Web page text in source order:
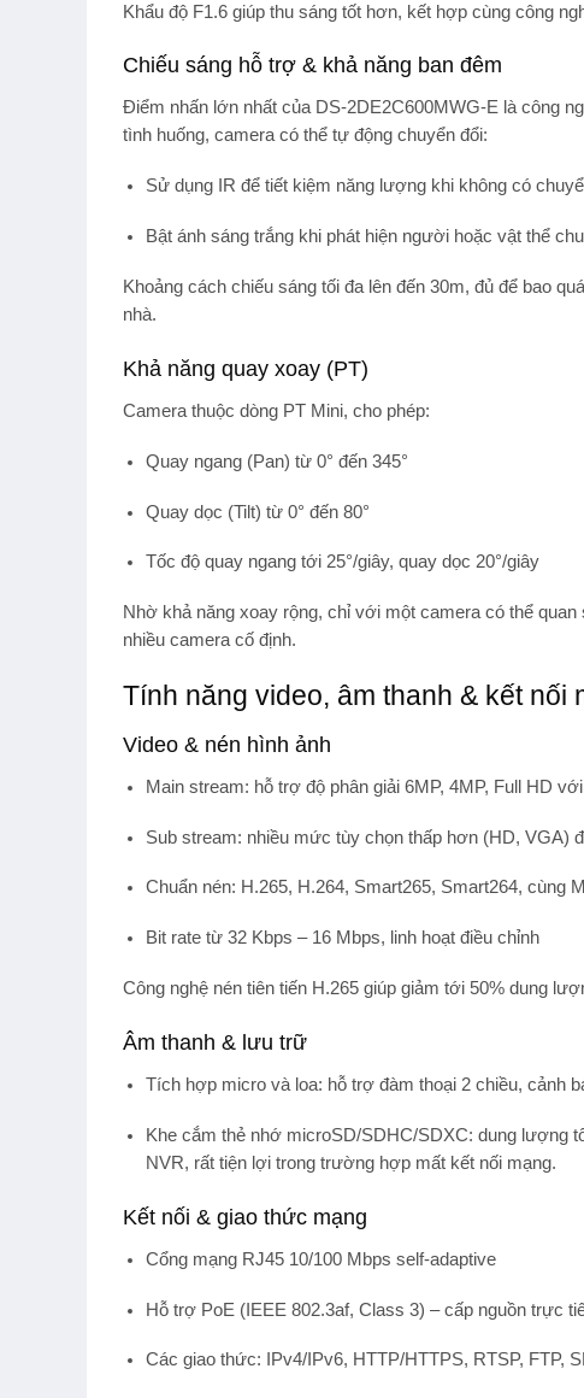
Khẩu độ F1.6 giúp thu sáng tốt hơn, kết hợp cùng công
Chiếu sáng hỗ trợ & khả năng ban đêm
Điểm nhấn lớn nhất của DS-2DE2C600MWG-E là công
tình huống, camera có thể tự động chuyển đổi:
Sử dụng IR để tiết kiệm năng lượng khi không có
Bật ánh sáng trắngkhi phát hiện người hoặc vật thể
Khoảng cách chiếu sáng tối đa lên đến 30m, đủ để bao
nhà.
Khả năng quay xoay (PT)
Camera thuộc dòng PT Mini, cho phép:
Quay ngang (Pan) từ 0° đến 345°
Quay dọc (Tilt) từ 0° đến 80°
Tốc độ quay ngang tới 25°/giây, quay dọc 20°/giây
Nhờ khả năng xoay rộng, chỉ với một camera có thể
nhiều camera cố định.
Tính năng video, âm thanh & kết nối
Video & nén hình ảnh
Main stream: hỗ trợ độ phân giải 6MP, 4MP, Full HD
Sub stream: nhiều mức tùy chọn thấp hơn (HD, VGA)
Chuẩn nén: H.265, H.264, Smart265, Smart264, cùng
Bit rate từ 32 Kbps – 16 Mbps, linh hoạt điều chỉnh
Công nghệ nén tiên tiến H.265 giúp giảm tới 50% dung
Âm thanh & lưu trữ
Tích hợp micro và loa: hỗ trợ đàm thoại 2 chiều, cảnh
Khe cắm thẻ nhớ microSD/SDHC/SDXC: dung lượng
NVR, rất tiện lợi trong trường hợp mất kết nối mạng.
Kết nối & giao thức mạng
Cổng mạng RJ45 10/100 Mbps self-adaptive
Hỗ trợ PoE (IEEE 802.3af, Class 3) – cấp nguồn trực
Các giao thức: IPv4/IPv6, HTTP/HTTPS, RTSP, FTP,